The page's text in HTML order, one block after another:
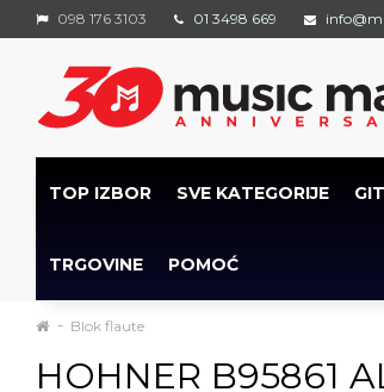
098 176 3103 01 3498 669
TOP IZBOR SVE KATEGORIJE
TRGOVINE POMOĆ
Blok flaute
HOHNER B95861